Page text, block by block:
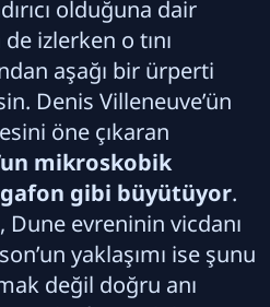
olduğuna dair
izlerken o tını
aşağı bir ürperti
Denis Villeneuve’ün
öne çıkaran
mikroskobik
gibi büyütüyor.
Dune evreninin vicdanı
yaklaşımı ise şunu
değil doğru anı